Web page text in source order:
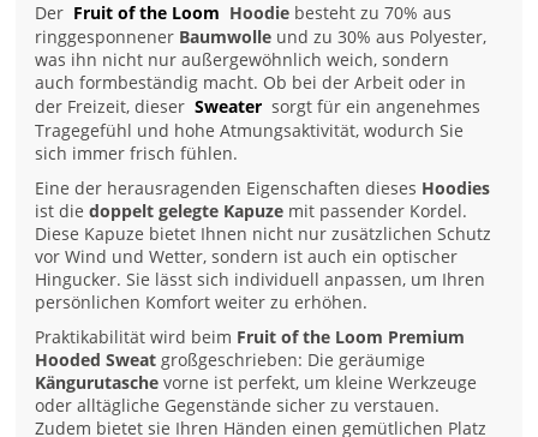
Der Fruit of the Loom Hoodie besteht zu 70% aus
ringgesponnener Baumwolle und zu 30% aus Polyester,
was ihn nicht nur außergewöhnlich weich, sondern
auch formbeständig macht. Ob bei der Arbeit oder in
der Freizeit, dieser Sweater sorgt für ein angenehmes
Tragegefühl und hohe Atmungsaktivität, wodurch Sie
sich immer frisch fühlen.
Eine der herausragenden Eigenschaften dieses Hoodies
ist diedoppelt gelegte Kapuze mit passender Kordel.
Diese Kapuze bietet Ihnen nicht nur zusätzlichen Schutz
vor Wind und Wetter, sondern ist auch ein optischer
Hingucker. Sie lässt sich individuell anpassen, um Ihren
persönlichen Komfort weiter zu erhöhen.
Praktikabilität wird beim Fruit of the Loom Premium
Hooded Sweat großgeschrieben: Die geräumige
Kängurutasche vorne ist perfekt, um kleine Werkzeuge
oder alltägliche Gegenstände sicher zu verstauen.
Zudem bietet sie Ihren Händen einen gemütlichen Platz